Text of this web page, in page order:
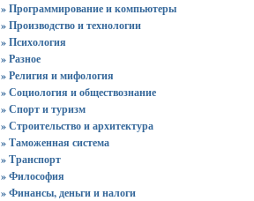
» Программирование и компьютеры
» Производство и технологии
» Психология
» Разное
» Религия и мифология
» Социология и обществознание
» Спорт и туризм
» Строительство и архитектура
» Таможенная система
» Транспорт
» Философия
» Финансы, деньги и налоги